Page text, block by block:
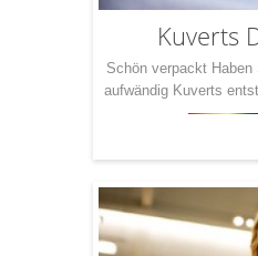
Kuverts
Schön verpackt Haben
aufwändig Kuverts
– ausgehend von der
Flexodruckverfahren
erfolgt die Fensterung
Fensterfolie,